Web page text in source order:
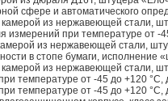
сфере и автоматического
из нержавеющей стали,
при температуре от -
из нержавеющей стали,
в стопе бумаги, исполнение
из нержавеющей стали,
температуре от -45 до +120 °C,
температуре от -45 до +120 °C,